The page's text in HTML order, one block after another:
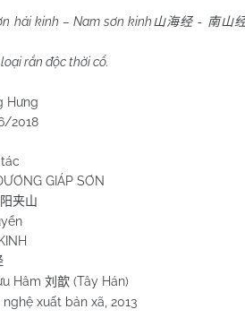
hải kinh – Namsơn kinh 山海经 - 南山
rắn độc thời cổ.
GIÁP SƠN
阳夹山
Hâm 刘歆 (Tây Hán)
xuất bản xã, 2013